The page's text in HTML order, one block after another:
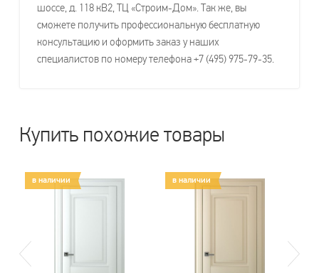
шоссе, д. 118 кВ2, ТЦ «Строим-Дом». Так же, вы
сможете получить профессиональную бесплатную
консультацию и оформить заказ у наших
специалистов по номеру телефона +7 (495) 975-79-35.
Купить похожие товары
в наличии в наличии